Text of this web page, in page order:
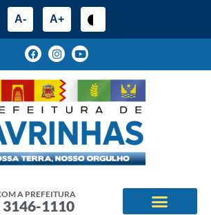
A- A+
A PREFEITURA
3146-1110